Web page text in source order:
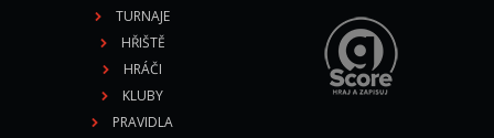
TURNAJE
HŘIŠTĚ
HRÁČI
KLUBY
PRAVIDLA